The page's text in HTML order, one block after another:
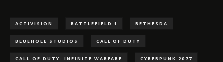
ACTIVISION BATTLEFIELD 1 BETHESDA
BLUEHOLE STUDIOS CALL OF DUTY
CALL OF DUTY: INFINITE WARFARE CYBERPUNK 2077